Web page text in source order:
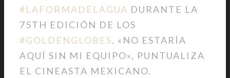
#LAFORMADELAGUA DURANTE LA
75TH EDICIÓN DE LOS
#GOLDENGLOBES. «NO ESTARÍA
AQUÍ SIN MI EQUIPO», PUNTUALIZA
EL CINEASTA MEXICANO.